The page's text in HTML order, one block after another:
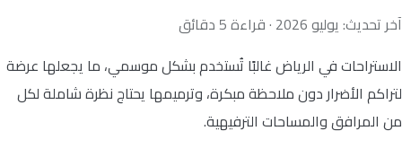
آخر تحديث: يوليو 2026 · قراءة 5 دقائق
الاستراحات في الرياض غالبًا تُستخدم بشكل موسمي، ما يجعلها عرضة
لتراكم الأضرار دون ملاحظة مبكرة، وترميمها يحتاج نظرة شاملة لكل
من المرافق والمساحات الترفيهية.